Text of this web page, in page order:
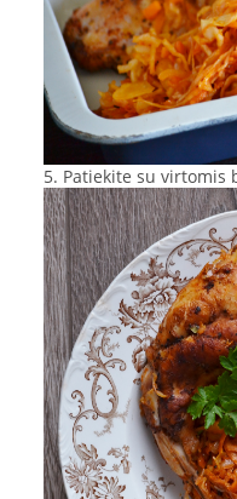
5. Patiekite su virtomis